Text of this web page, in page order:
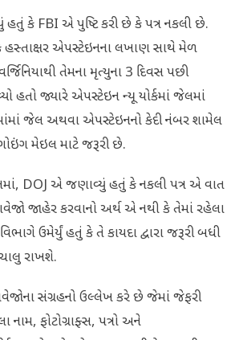
કે FBI એ પુષ્ટિ કરી છે કે પત્ર નકલી છે.
એપસ્ટેઇનના લખાણ સાથે મેળ
તેમના મૃત્યુના 3 દિવસ પછી
હતો જ્યારે એપસ્ટેઇન ન્યૂ યોર્કમાં જેલમાં
જેલ અથવા એપસ્ટેઇનનો કેદી નંબર શામેલ
મેઇલ માટે જરૂરી છે.
DOJ એ જણાવ્યું હતું કે નકલી પત્ર એ વાત
જાહેર કરવાનો અર્થ એ નથી કે તેમાં રહેલા
ઉમેર્યું હતું કે તે કાયદા દ્વારા જરૂરી બધી
રાખશે.
સંગ્રહનો ઉલ્લેખ કરે છે જેમાં જેફરી
નામ, ફોટોગ્રાફ્સ, પત્રો અને